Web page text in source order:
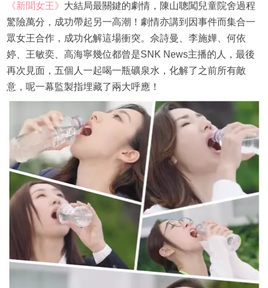
《新聞女王》 大結局最關鍵的劇情，陳山聰闖兒童院舍過程
驚險萬分，成功帶起另一高潮！劇情亦講到因事件而集合一
眾女王合作，成功化解這場衝突。佘詩曼、李施嬅、何依
婷、王敏奕、高海寧幾位都曾是SNK News主播的人，最後
再次見面，五個人一起喝一瓶礦泉水，化解了之前所有敵
意，呢一幕監製指埋藏了兩大呼應！